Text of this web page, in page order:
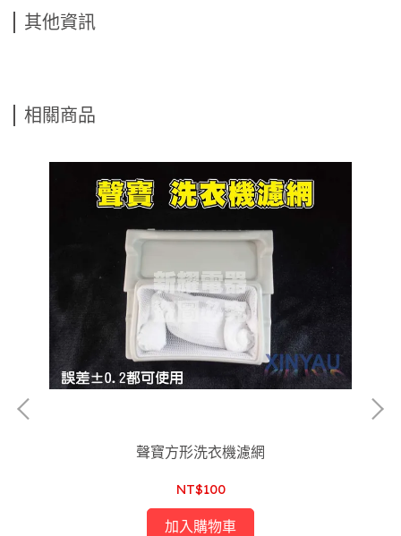
其他資訊
相關商品
聲寶方形洗衣機濾網
NT$100
加入購物車